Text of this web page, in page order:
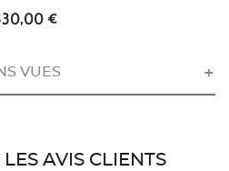
€
VUES
AVIS CLIENTS